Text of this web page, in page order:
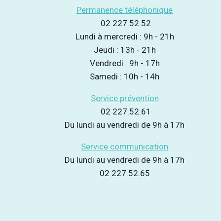
Permanence téléphonique
02 227.52.52
Lundi à mercredi : 9h - 21h
Jeudi : 13h - 21h
Vendredi : 9h - 17h
Samedi : 10h - 14h
Service prévention
02 227.52.61
Du lundi au vendredi de 9h à 17h
Service communication
Du lundi au vendredi de 9h à 17h
02 227.52.65